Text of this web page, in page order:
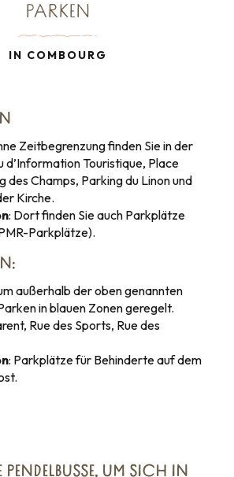
PARKEN
IN COMBOURG
Zeitbegrenzung finden Sie in der
d’Information Touristique, Place
des Champs, Parking du Linon und
Kirche.
: Dort finden Sie auch Parkplätze
Parkplätze).
außerhalb der oben genannten
in blauen Zonen geregelt.
Rue des Sports, Rue des
: Parkplätze für Behinderte auf dem
PENDELBUSSE, UM SICH IN